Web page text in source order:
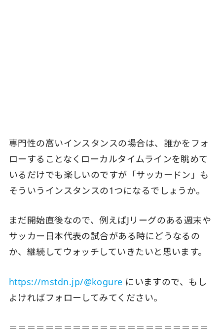
専門性の高いインスタンスの場合は、誰かをフォ
ローすることなくローカルタイムラインを眺めて
いるだけでも楽しいのですが「サッカードン」も
そういうインスタンスの1つになるでしょうか。
まだ開始直後なので、例えばJリーグのある週末や
サッカー日本代表の試合がある時にどうなるの
か、継続してウォッチしていきたいと思います。
https://mstdn.jp/@kogure にいますので、もし
よければフォローしてみてください。
＝＝＝＝＝＝＝＝＝＝＝＝＝＝＝＝＝＝＝＝＝＝